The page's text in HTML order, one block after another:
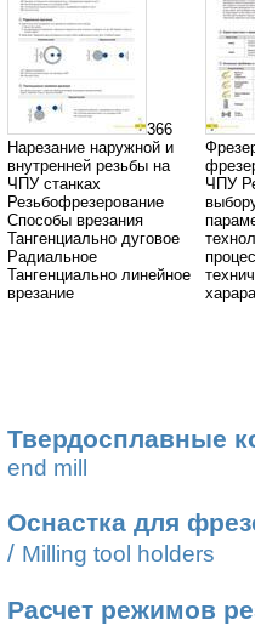
366
Нарезание наружной и
внутренней резьбы на
ЧПУ станках
Резьбофрезерование
Способы врезания
Тангенциально дуговое
Радиальное
Тангенциально линейное
врезание
ЧПУ
Твердосплавные
end mill
Оснастка для
/ Мilling tool holders
Расчет режимов